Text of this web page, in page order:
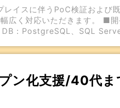
イスに伴うPoC検証および
広く対応いただきます。 ■
：PostgreSQL、SQL
ン化支援/40代ま